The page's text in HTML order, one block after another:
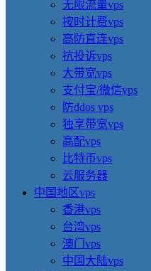
无限流量vps
按时计费vps
高防直连vps
抗投诉vps
大带宽vps
支付宝/微信vps
防ddos vps
独享带宽vps
高配vps
比特币vps
云服务器
中国地区vps
香港vps
台湾vps
澳门vps
中国大陆vps